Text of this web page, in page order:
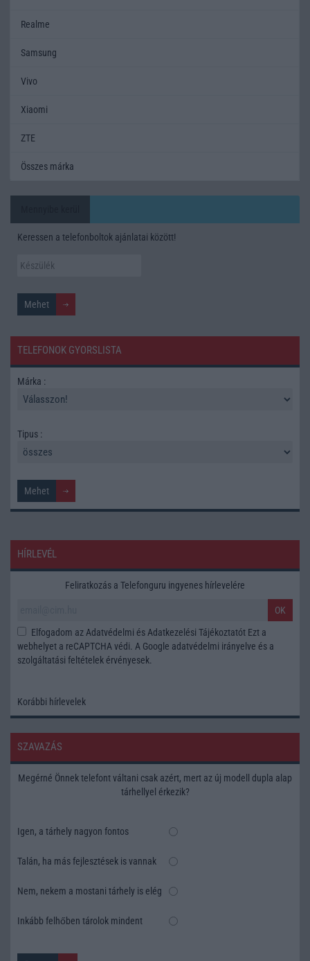
Realme
Samsung
Vivo
Xiaomi
ZTE
Összes márka
Keressen a telefonboltok ajánlatai között!
TELEFONOK GYORSLISTA
Márka :
Tipus :
HÍRLEVÉL
Feliratkozás a Telefonguru ingyenes hírlevelére
OK
Elfogadom az Adatvédelmi és Adatkezelési Tájékoztatót Ezt a
webhelyet a reCAPTCHA védi. A Google adatvédelmi irányelve és a
szolgáltatási feltételek érvényesek.
Korábbi hírlevelek
SZAVAZÁS
Megérné Önnek telefont váltani csak azért, mert az új modell dupla alap
tárhellyel érkezik?
Igen, a tárhely nagyon fontos
Talán, ha más fejlesztések is vannak
Nem, nekem a mostani tárhely is elég
Inkább felhőben tárolok mindent